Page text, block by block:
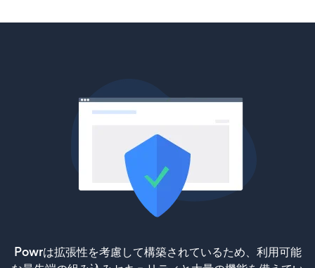
Powrは拡張性を考慮して構築されているため、利用可能